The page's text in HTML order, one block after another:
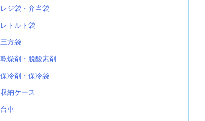
レジ袋・弁当袋
レトルト袋
三方袋
乾燥剤・脱酸素剤
保冷剤・保冷袋
収納ケース
台車